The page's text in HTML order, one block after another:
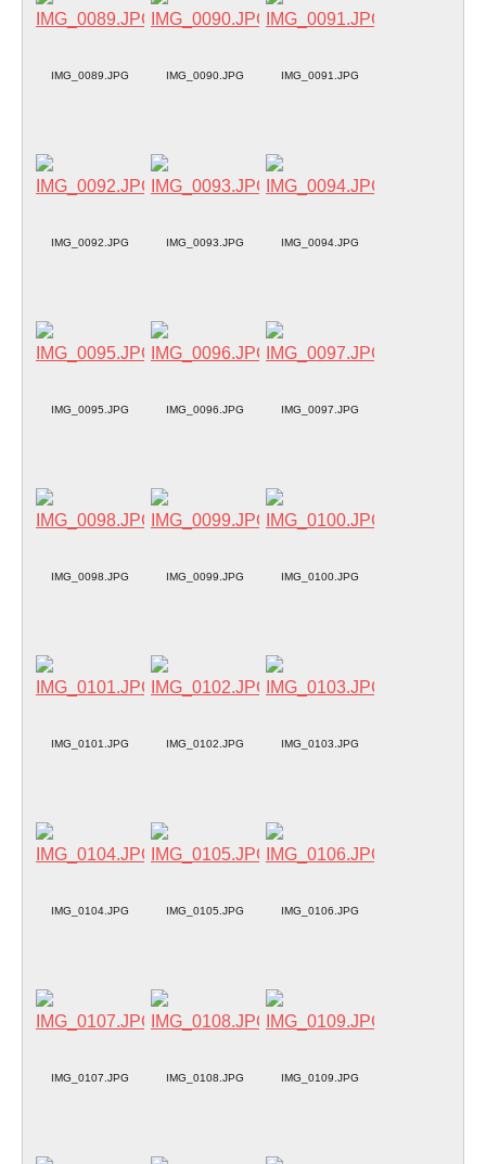
IMG_0089.JPG IMG_0090.JPG IMG_0091.JPG
IMG_0092.JPG IMG_0093.JPG IMG_0094.JPG
IMG_0095.JPG IMG_0096.JPG IMG_0097.JPG
IMG_0098.JPG IMG_0099.JPG IMG_0100.JPG
IMG_0101.JPG IMG_0102.JPG IMG_0103.JPG
IMG_0104.JPG IMG_0105.JPG IMG_0106.JPG
IMG_0107.JPG IMG_0108.JPG IMG_0109.JPG